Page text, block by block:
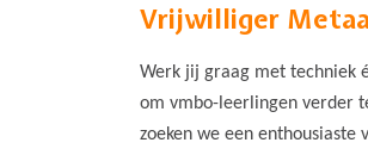
Vrijwilliger
Werk jij graag met techniek
om vmbo-leerlingen verder
zoeken we een